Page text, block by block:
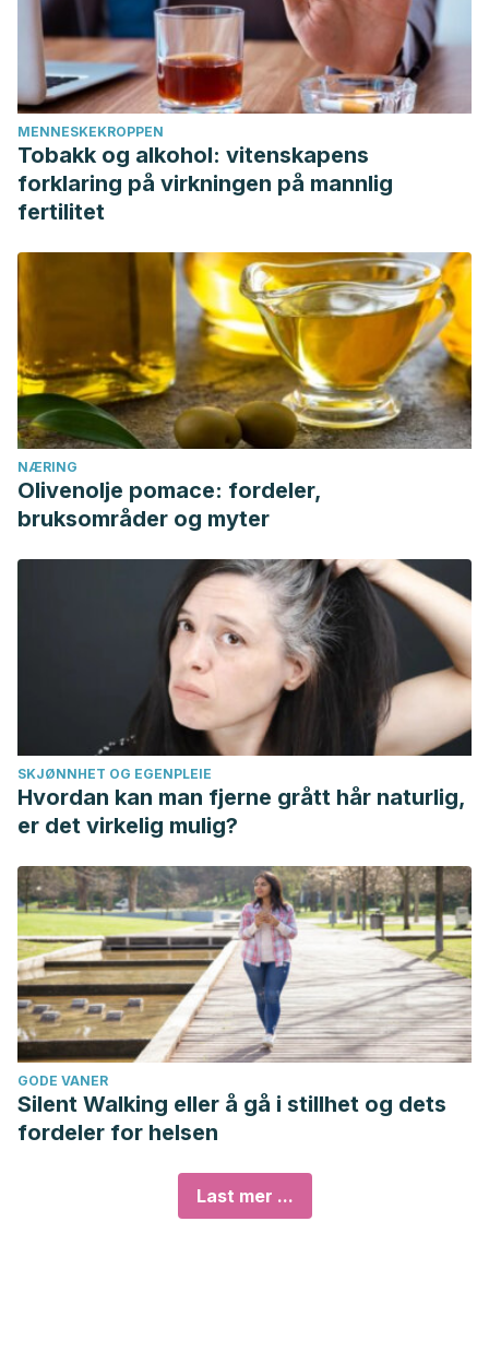
MENNESKEKROPPEN
Tobakk og alkohol: vitenskapens
forklaring på virkningen på mannlig
fertilitet
NÆRING
Olivenolje pomace: fordeler,
bruksområder og myter
SKJØNNHET OG EGENPLEIE
Hvordan kan man fjerne grått hår naturlig,
er det virkelig mulig?
GODE VANER
Silent Walking eller å gå i stillhet og dets
fordeler for helsen
Last mer ...